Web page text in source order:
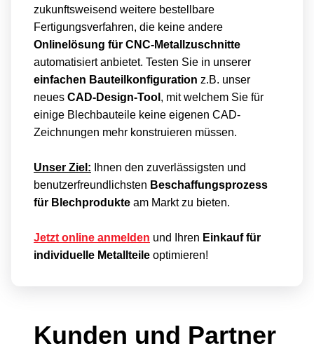
zukunftsweisend weitere bestellbare
Fertigungsverfahren, die keine andere
Onlinelösung für CNC-Metallzuschnitte
automatisiert anbietet. Testen Sie in unserer
einfachen Bauteilkonfiguration z.B. unser
neues CAD-Design-Tool , mit welchem Sie für
einige Blechbauteile keine eigenen CAD-
Zeichnungen mehr konstruieren müssen.
Unser Ziel: Ihnen den zuverlässigsten und
benutzerfreundlichsten Beschaffungsprozess
für Blechprodukte am Markt zu bieten.
Jetzt online anmelden und Ihren Einkauf für
individuelle Metallteile optimieren!
Kunden und Partner